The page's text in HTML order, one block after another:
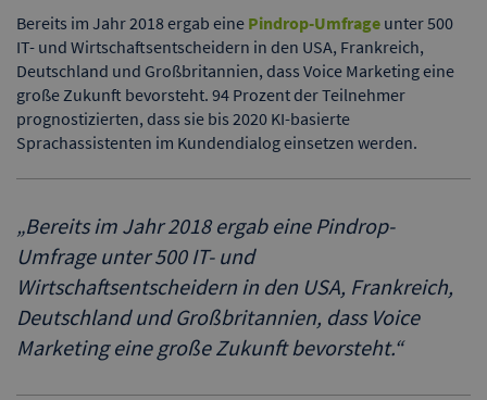
Bereits im Jahr 2018 ergab eine Pindrop-Umfrage unter 500
IT- und Wirtschaftsentscheidern in den USA, Frankreich,
Deutschland und Großbritannien, dass Voice Marketing eine
große Zukunft bevorsteht. 94 Prozent der Teilnehmer
prognostizierten, dass sie bis 2020 KI-basierte
Sprachassistenten im Kundendialog einsetzen werden.
„Bereits im Jahr 2018 ergab eine Pindrop-
Umfrage unter 500 IT- und
Wirtschaftsentscheidern in den USA, Frankreich,
Deutschland und Großbritannien, dass Voice
Marketing eine große Zukunft bevorsteht.“